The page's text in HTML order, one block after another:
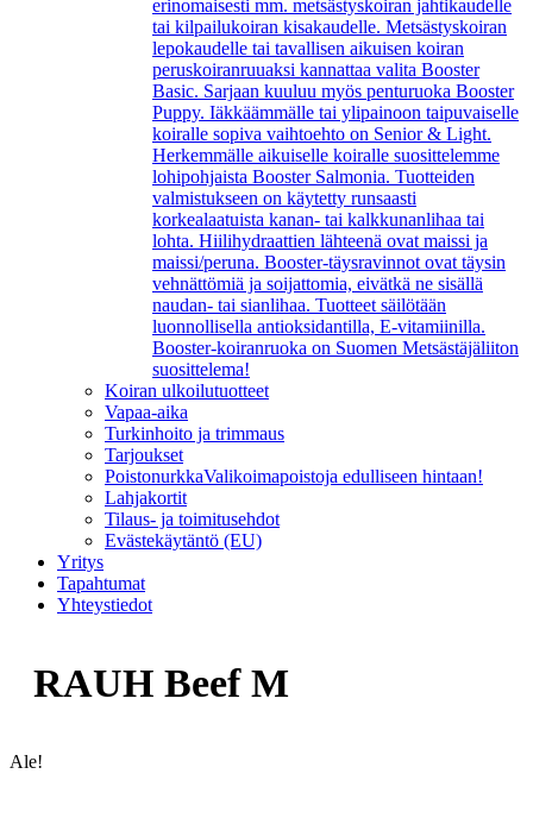
erinomaisesti mm. metsästyskoiran jahtikaudelle
tai kilpailukoiran kisakaudelle. Metsästyskoiran
lepokaudelle tai tavallisen aikuisen koiran
peruskoiranruuaksi kannattaa valita Booster
Basic. Sarjaan kuuluu myös penturuoka Booster
Puppy. Iäkkäämmälle tai ylipainoon taipuvaiselle
koiralle sopiva vaihtoehto on Senior & Light.
Herkemmälle aikuiselle koiralle suosittelemme
lohipohjaista Booster Salmonia. Tuotteiden
valmistukseen on käytetty runsaasti
korkealaatuista kanan- tai kalkkunanlihaa tai
lohta. Hiilihydraattien lähteenä ovat maissi ja
maissi/peruna. Booster-täysravinnot ovat täysin
vehnättömiä ja soijattomia, eivätkä ne sisällä
naudan- tai sianlihaa. Tuotteet säilötään
luonnollisella antioksidantilla, E-vitamiinilla.
Booster-koiranruoka on Suomen Metsästäjäliiton
suosittelema!
Koiran ulkoilutuotteet
Vapaa-aika
Turkinhoito ja trimmaus
Tarjoukset
PoistonurkkaValikoimapoistoja edulliseen hintaan!
Lahjakortit
Tilaus- ja toimitusehdot
Evästekäytäntö (EU)
Yritys
Tapahtumat
Yhteystiedot
RAUH Beef M
Ale!